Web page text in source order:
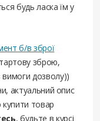
будь ласка їм у
б/в зброї
зброю,
дозволу))
актуальний опис
товар
, будьте в курсі